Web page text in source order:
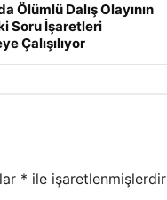
Ölümlü Dalış Olayının
Soru İşaretleri
Çalışılıyor
* ile işaretlenmişlerdir